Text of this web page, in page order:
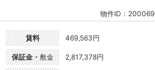
物件ID：200069
賃料 469,563円
保証金・敷金 2,817,378円